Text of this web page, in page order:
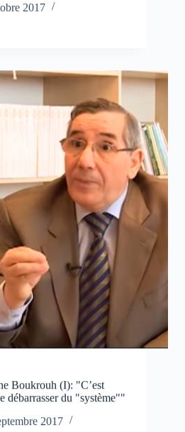
2017
Boukrouh (I): "C’est
débarrasser du "système""
2017